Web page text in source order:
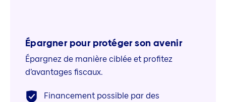
Épargner pour protéger son avenir
Épargnez de manière ciblée et profitez
d’avantages fiscaux.
Financement possible par des